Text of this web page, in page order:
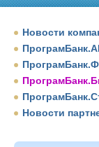
Новости
Новости